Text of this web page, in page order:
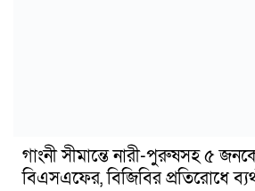
গাংনী সীমান্তে নারী-পুরুষসহ ৫
বিএসএফের, বিজিবির প্রতিরোধে